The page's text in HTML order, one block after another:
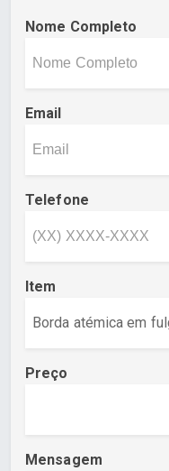
Nome Completo
Email
Telefone
Item
Preço
Mensagem